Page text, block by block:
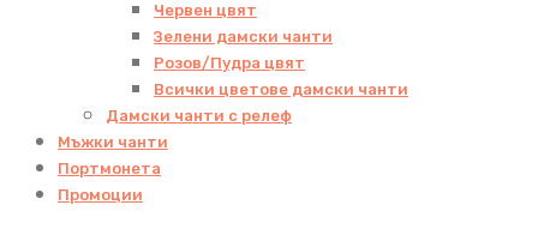
Червен цвят
Зелени дамски чанти
Розов/Пудра цвят
Всички цветове дамски чанти
Дамски чанти с релеф
Мъжки чанти
Портмонета
Промоции